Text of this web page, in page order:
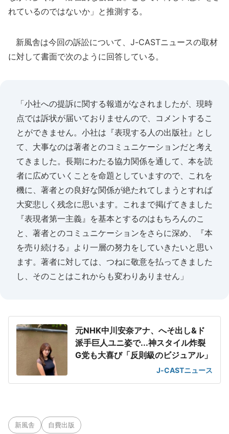
れているのではないか」と推測する。
新風舎は今回の訴訟について、J-CASTニュースの取材
に対して書面で次のように回答している。
「小社への提訴に関する報道がなされましたが、現時
点では訴状が届いておりませんので、コメントするこ
とができません。小社は『表現する人の出版社』とし
て、大事なのは著者とのコミュニケーションだと考え
てきました。長期にわたる協力関係を通して、本を読
者に広めていくことを命題としていますので、これを
機に、著者との良好な関係が絶たれてしまうとすれば
大変悲しく残念に思います。これまで掲げてきました
『表現者第一主義』を基本とするのはもちろんのこ
と、著者とのコミュニケーションをさらに深め、『本
を売り続ける』より一層の努力をしていきたいと思い
ます。著者に対しては、つねに敬意を払ってきました
し、そのことはこれからも変わりありません」
元NHK中川安奈アナ、へそ出し&ド
派手巨人ユニ姿で...神スタイル炸裂
G党も大喜び「反則級のビジュアル」
J-CASTニュース
新風舎 自費出版